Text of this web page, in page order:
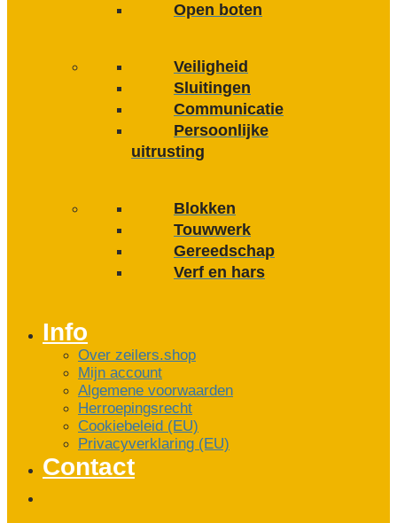
Open boten
Veiligheid
Sluitingen
Communicatie
Persoonlijke
uitrusting
Blokken
Touwwerk
Gereedschap
Verf en hars
Info
Over zeilers.shop
Mijn account
Algemene voorwaarden
Herroepingsrecht
Cookiebeleid (EU)
Privacyverklaring (EU)
Contact